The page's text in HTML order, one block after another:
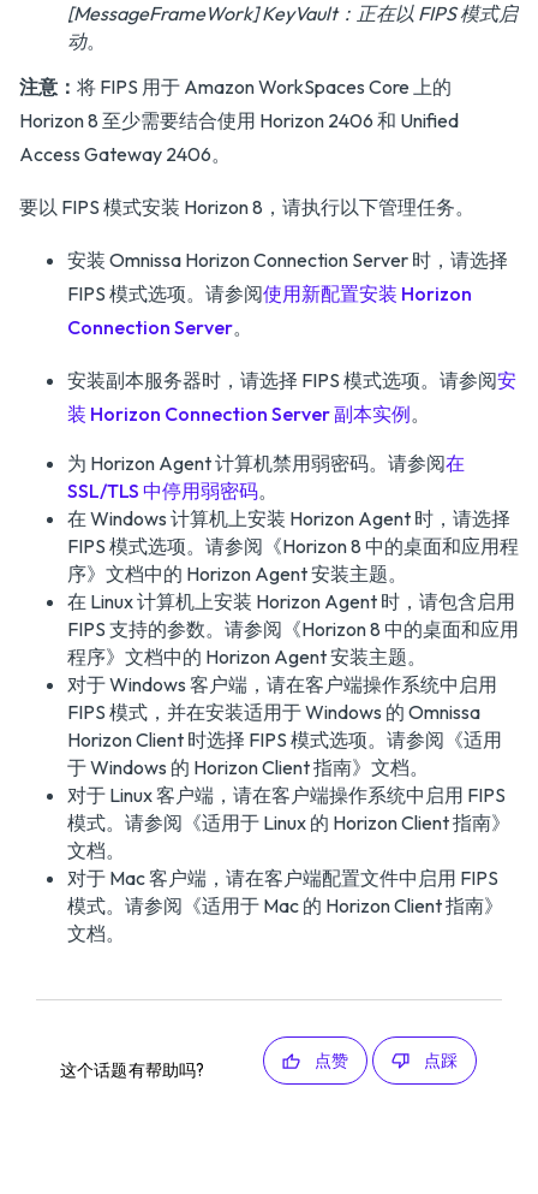
[MessageFrameWork] KeyVault：正在以 FIPS 模式启
动。
注意： 将 FIPS 用于 Amazon WorkSpaces Core 上的
Horizon 8 至少需要结合使用 Horizon 2406 和 Unified
Access Gateway 2406。
要以 FIPS 模式安装 Horizon 8，请执行以下管理任务。
安装 Omnissa Horizon Connection Server 时，请选择
FIPS 模式选项。请参阅使用新配置安装 Horizon
Connection Server。
安装副本服务器时，请选择 FIPS 模式选项。请参阅安
装 Horizon Connection Server 副本实例。
为 Horizon Agent 计算机禁用弱密码。请参阅在
SSL/TLS 中停用弱密码。
在 Windows 计算机上安装 Horizon Agent 时，请选择
FIPS 模式选项。请参阅 《Horizon 8 中的桌面和应用程
序》 文档中的 Horizon Agent 安装主题。
在 Linux 计算机上安装 Horizon Agent 时，请包含启用
FIPS 支持的参数。请参阅 《Horizon 8 中的桌面和应用
程序》 文档中的 Horizon Agent 安装主题。
对于 Windows 客户端，请在客户端操作系统中启用
FIPS 模式，并在安装适用于 Windows 的 Omnissa
Horizon Client 时选择 FIPS 模式选项。请参阅 《适用
于 Windows 的 Horizon Client 指南》 文档。
对于 Linux 客户端，请在客户端操作系统中启用 FIPS
模式。请参阅 《适用于 Linux 的 Horizon Client 指南》
文档。
对于 Mac 客户端，请在客户端配置文件中启用 FIPS
模式。请参阅《适用于 Mac 的 Horizon Client 指南》
文档。
这个话题有帮助吗? 点赞 点踩